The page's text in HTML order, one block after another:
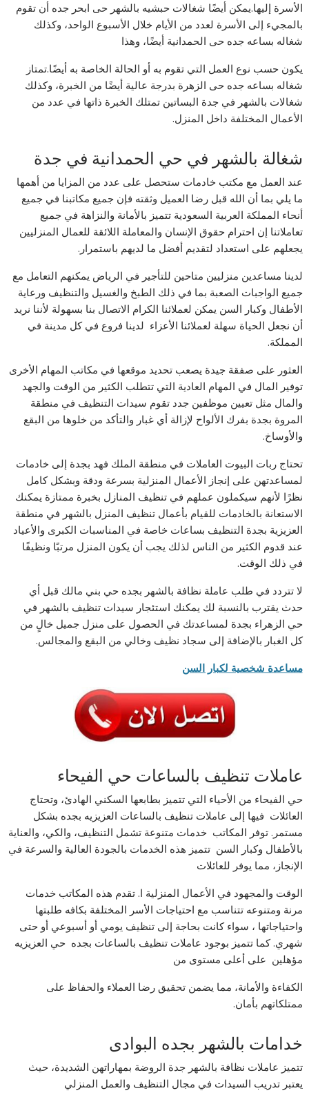
الأسرة إليها.يمكن أيضًا شغالات حبشيه بالشهر حى ابحر جده أن تقوم
بالمجيء إلى الأسرة لعدد من الأيام خلال الأسبوع الواحد، وكذلك
شغاله بساعه جده حى الحمدانية أيضًا، وهذا
يكون حسب نوع العمل التي تقوم به أو الحالة الخاصة به أيضًا.تمتاز
شغاله بساعه جده حى الزهرة بدرجة عالية أيضًا من الخبرة، وكذلك
شغالات بالشهر في جدة البساتين تمتلك الخبرة ذاتها في عدد من
الأعمال المختلفة داخل المنزل.
شغالة بالشهر في حي الحمدانية في جدة
عند العمل مع مكتب خادمات ستحصل على عدد من المزايا من أهمها
ما يلي بما أن الله قبل رضا العميل وثقته فإن جميع مكاتبنا في جميع
أنحاء المملكة العربية السعودية تتميز بالأمانة والنزاهة في جميع
تعاملاتنا إن احترام حقوق الإنسان والمعاملة اللائقة للعمال المنزليين
يجعلهم على استعداد لتقديم أفضل ما لديهم باستمرار.
لدينا مساعدين منزليين متاحين للتأجير في الرياض يمكنهم التعامل مع
جميع الواجبات الصعبة بما في ذلك الطبخ والغسيل والتنظيف ورعاية
الأطفال وكبار السن يمكن لعملائنا الكرام الاتصال بنا بسهولة لأننا نريد
أن نجعل الحياة سهلة لعملائنا الأعزاء لدينا فروع في كل مدينة في
المملكة.
العثور على صفقة جيدة يصعب تحديد موقعها في مكاتب المهام الأخرى
توفير المال في المهام العادية التي تتطلب الكثير من الوقت والجهد
والمال مثل تعيين موظفين جدد تقوم سيدات التنظيف في منطقة
المروة بجدة بفرك الألواح لإزالة أي غبار والتأكد من خلوها من البقع
والأوساخ.
تحتاج ربات البيوت العاملات في منطقة الملك فهد بجدة إلى خادمات
لمساعدتهن على إنجاز الأعمال المنزلية بسرعة ودقة وبشكل كامل
نظرًا لأنهم سيكملون عملهم في تنظيف المنازل بخبرة ممتازة يمكنك
الاستعانة بالخادمات للقيام بأعمال تنظيف المنزل بالشهر في منطقة
العزيزية بجدة التنظيف بساعات خاصة في المناسبات الكبرى والأعياد
عند قدوم الكثير من الناس لذلك يجب أن يكون المنزل مرتبًا ونظيفًا
في ذلك الوقت.
لا تتردد في طلب عاملة نظافة بالشهر بجده حي بني مالك قبل أي
حدث يقترب بالنسبة لك يمكنك استئجار سيدات تنظيف بالشهر في
حي الزهراء بجدة لمساعدتك في الحصول على منزل جميل خالٍ من
كل الغبار بالإضافة إلى سجاد نظيف وخالي من البقع والمجالس.
مساعدة شخصية لكبار السن
عاملات تنظيف بالساعات حي الفيحاء
حي الفيحاء من الأحياء التي تتميز بطابعها السكني الهادئ، وتحتاج
العائلات فيها إلى عاملات تنظيف بالساعات العزيزيه بجده بشكل
مستمر. توفر المكاتب خدمات متنوعة تشمل التنظيف، والكي، والعناية
بالأطفال وكبار السن تتميز هذه الخدمات بالجودة العالية والسرعة في
الإنجاز، مما يوفر للعائلات
الوقت والمجهود في الأعمال المنزلية ا. تقدم هذه المكاتب خدمات
مرنة ومتنوعه تتناسب مع احتياجات الأسر المختلفة بكافه طلبتها
واحتياجاتها ، سواء كانت بحاجة إلى تنظيف يومي أو أسبوعي أو حتى
شهري. كما تتميز بوجود عاملات تنظيف بالساعات بجده حي العزيزيه
مؤهلين على أعلى مستوى من
الكفاءة والأمانة، مما يضمن تحقيق رضا العملاء والحفاظ على
ممتلكاتهم بأمان.
خدامات بالشهر بجده البوادى
تتميز عاملات نظافة بالشهر جدة الروضة بمهاراتهن الشديدة، حيث
يعتبر تدريب السيدات في مجال التنظيف والعمل المنزلي